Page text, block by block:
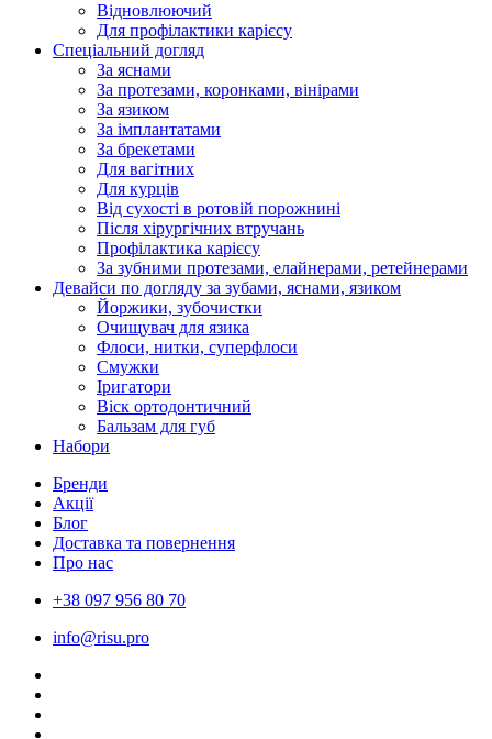
Відновлюючий
Для профілактики карієсу
Спеціальний догляд
За яснами
За протезами, коронками, вінірами
За язиком
За імплантатами
За брекетами
Для вагітних
Для курців
Від сухості в ротовій порожнині
Після хірургічних втручань
Профілактика карієсу
За зубними протезами, елайнерами, ретейнерами
Девайси по догляду за зубами, яснами, язиком
Йоржики, зубочистки
Очищувач для язика
Флоси, нитки, суперфлоси
Смужки
Іригатори
Віск ортодонтичний
Бальзам для губ
Набори
Бренди
Акції
Блог
Доставка та повернення
Про нас
+38 097 956 80 70
info@risu.pro